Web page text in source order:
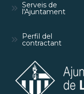
Serveis de
l'Ajuntament
Perfil del
contractant